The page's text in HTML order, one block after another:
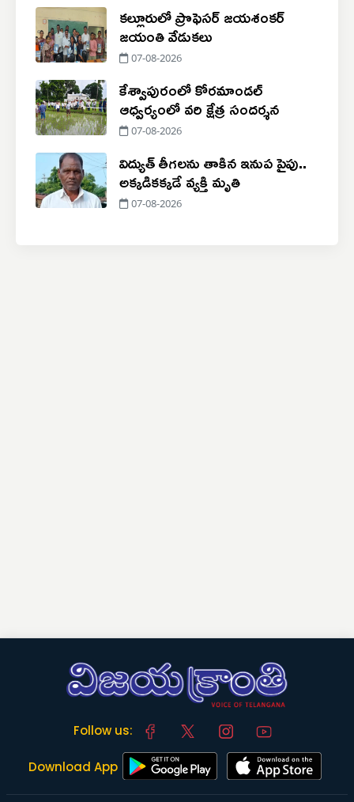
కల్లూరులో ప్రొఫెసర్ జయశంకర్
జయంతి వేడుకలు
07-08-2026
కేశ్వాపురంలో కోరమాండల్
ఆధ్వర్యంలో వరి క్షేత్ర సందర్శన
07-08-2026
విద్యుత్ తీగలను తాకిన ఇనుప పైపు..
అక్కడికక్కడే వ్యక్తి మృతి
07-08-2026
Follow us:
Download App